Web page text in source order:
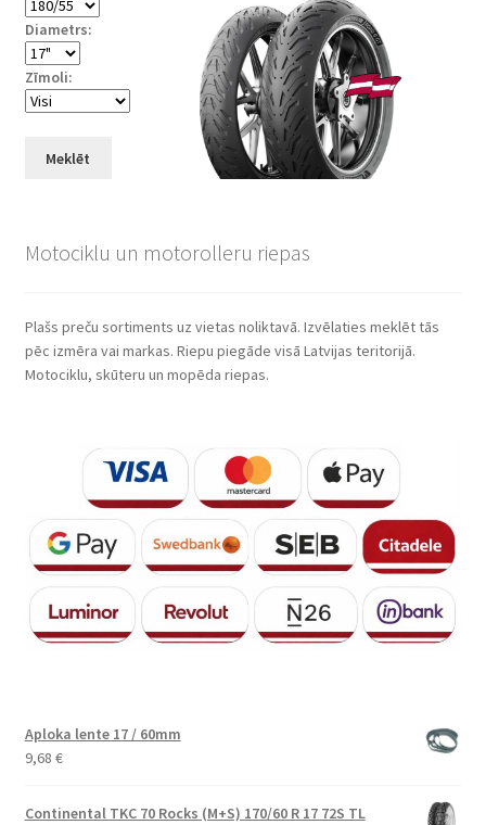
Diametrs:
Zīmoli:
Meklēt
Motociklu un motorolleru riepas
Plašs preču sortiments uz vietas noliktavā. Izvēlaties meklēt tās
pēc izmēra vai markas. Riepu piegāde visā Latvijas teritorijā.
Motociklu, skūteru un mopēda riepas.
Aploka lente 17 / 60mm
9,68 €
Continental TKC 70 Rocks (M+S) 170/60 R 17 72S TL